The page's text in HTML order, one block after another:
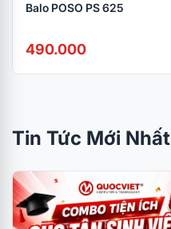
Balo POSO PS 625
490.000
Tin Tức Mới Nhất